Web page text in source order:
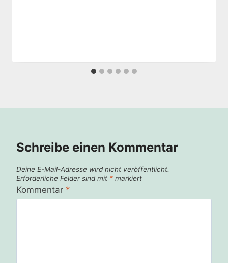
Schreibe einen Kommentar
Deine E-Mail-Adresse wird nicht veröffentlicht.
Erforderliche Felder sind mit * markiert
Kommentar *